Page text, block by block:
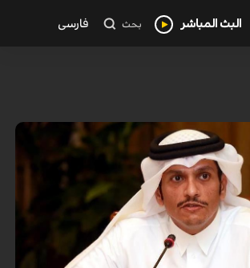
البث المباشر بحث فارسی